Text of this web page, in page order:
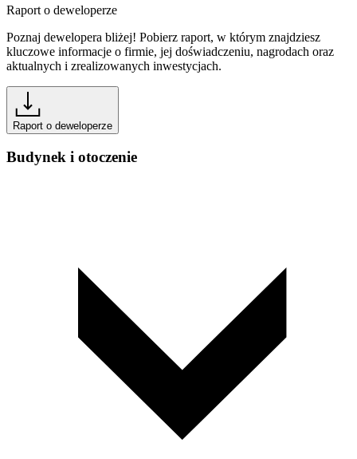
Raport o deweloperze
Poznaj dewelopera bliżej! Pobierz raport, w którym znajdziesz
kluczowe informacje o firmie, jej doświadczeniu, nagrodach oraz
aktualnych i zrealizowanych inwestycjach.
Raport o deweloperze
Budynek i otoczenie